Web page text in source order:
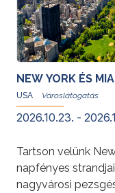
NEW YORK ÉS
USA
2026.10.23. -
Tartson velünk
napfényes
nagyvárosi